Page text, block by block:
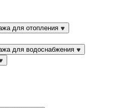
для отопления
для водоснабжения